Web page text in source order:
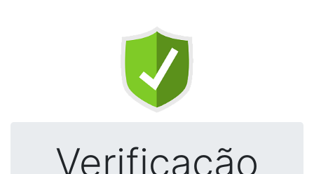
Verificação